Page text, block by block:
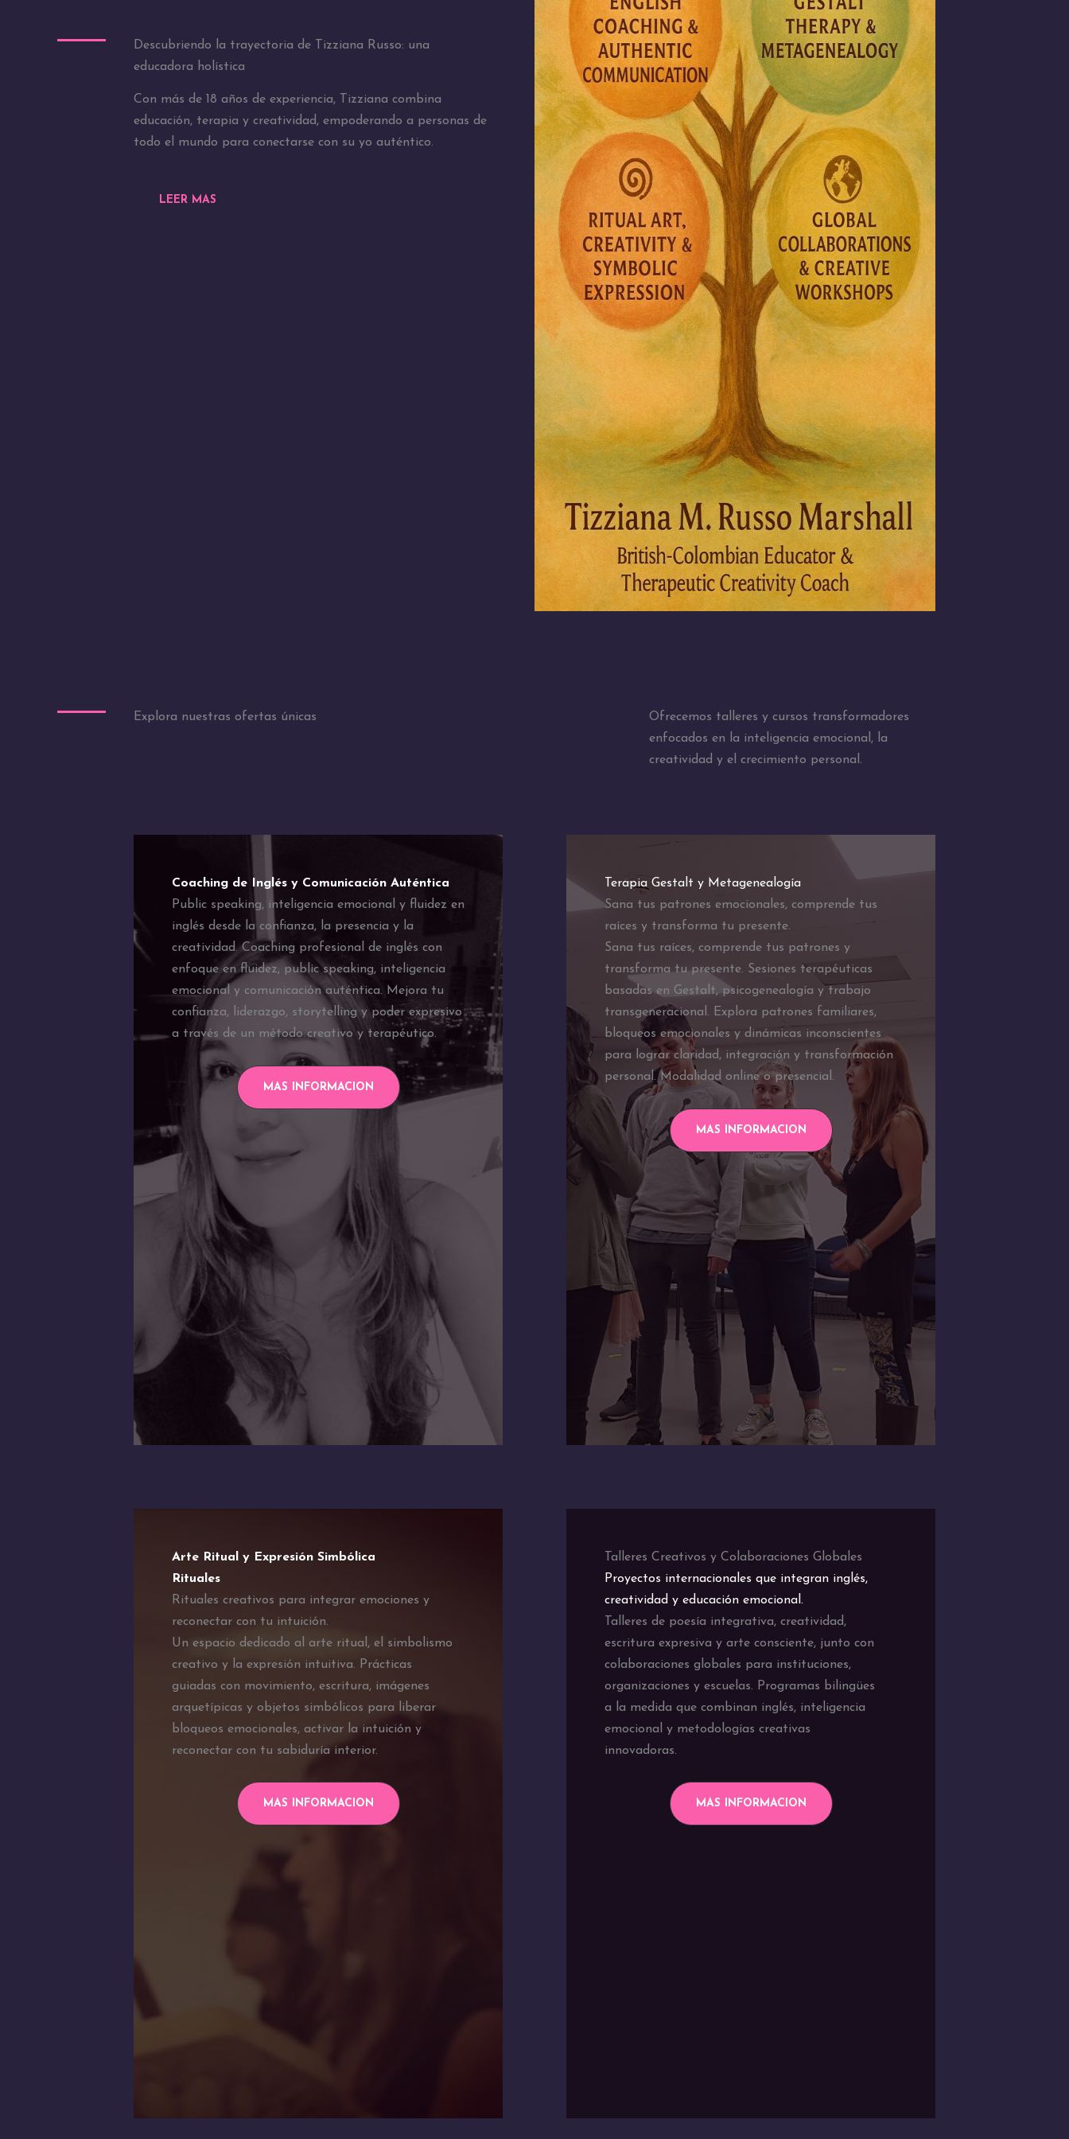
Descubriendo la trayectoria de Tizziana Russo: una
educadora holística
Con más de 18 años de experiencia, Tizziana combina
educación, terapia y creatividad, empoderando a personas de
todo el mundo para conectarse con su yo auténtico.
LEER MAS
Explora nuestras ofertas únicas
Ofrecemos talleres y cursos transformadores
enfocados en la inteligencia emocional, la
creatividad y el crecimiento personal.
Coaching de Inglés y Comunicación Auténtica
Public speaking, inteligencia emocional y fluidez en
inglés desde la confianza, la presencia y la
creatividad. Coaching profesional de inglés con
enfoque en fluidez, public speaking, inteligencia
emocional y comunicación auténtica. Mejora tu
confianza, liderazgo, storytelling y poder expresivo
a través de un método creativo y terapéutico.
MAS INFORMACION
Terapia Gestalt y Metagenealogía
Sana tus patrones emocionales, comprende tus
raíces y transforma tu presente.
Sana tus raíces, comprende tus patrones y
transforma tu presente. Sesiones terapéuticas
basadas en Gestalt, psicogenealogía y trabajo
transgeneracional. Explora patrones familiares,
bloqueos emocionales y dinámicas inconscientes
para lograr claridad, integración y transformación
personal. Modalidad online o presencial.
MAS INFORMACION
Arte Ritual y Expresión Simbólica
Rituales
Rituales creativos para integrar emociones y
reconectar con tu intuición.
Un espacio dedicado al arte ritual, el simbolismo
creativo y la expresión intuitiva. Prácticas
guiadas con movimiento, escritura, imágenes
arquetípicas y objetos simbólicos para liberar
bloqueos emocionales, activar la intuición y
reconectar con tu sabiduría interior.
MAS INFORMACION
Talleres Creativos y Colaboraciones Globales
Proyectos internacionales que integran inglés,
creatividad y educación emocional.
Talleres de poesía integrativa, creatividad,
escritura expresiva y arte consciente, junto con
colaboraciones globales para instituciones,
organizaciones y escuelas. Programas bilingües
a la medida que combinan inglés, inteligencia
emocional y metodologías creativas
innovadoras.
MAS INFORMACION